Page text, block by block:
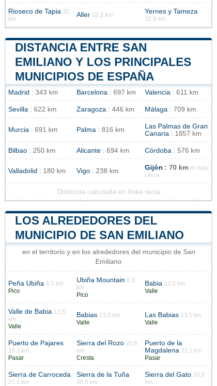
Rioseco de Tapia 32
km
Aller 32.2 km Yernes y Tameza
32.8 km
DISTANCIA ENTRE SAN
EMILIANO Y LOS PRINCIPALES
MUNICIPIOS DE ESPAÑA
Madrid : 343 km Barcelona : 697 km Valencia : 611 km
Sevilla : 622 km Zaragoza : 446 km Málaga : 709 km
Murcia : 691 km Palma : 816 km
Las Palmas de Gran
Canaria : 1857 km
Bilbao : 250 km Alicante : 694 km Córdoba : 576 km
Valladolid : 180 km Vigo : 238 km Gijón : 70 km el más
cerca
Distancia calculada en línea recta
LOS ALREDEDORES DEL
MUNICIPIO DE SAN EMILIANO
en el territorio y en los alrededores del municipio de San
Emiliano
Peña Ubiña 6.5 km
Pico
Ubiña Mountain 6.5
km
Pico
Babia 13.5 km
Valle
Valle de Babia 13.5
km
Valle
Babias 13.5 km
Valle
Las Babias 13.5 km
Valle
Puerto de Pajares
19.3 km
Pasar
Sierra del Rozo 20.9
km
Cresta
Puerto de la
Magdalena 21.1 km
Pasar
Sierra de Carroceda
27.1 km
Sierra de la Tuña
30.5 km
Sierra del Gato 30.5
km